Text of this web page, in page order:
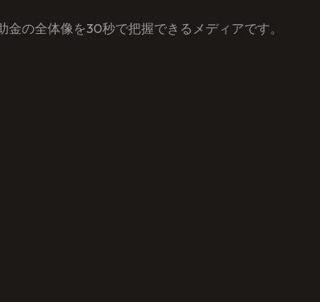
の全体像を30秒で把握できるメディアです。